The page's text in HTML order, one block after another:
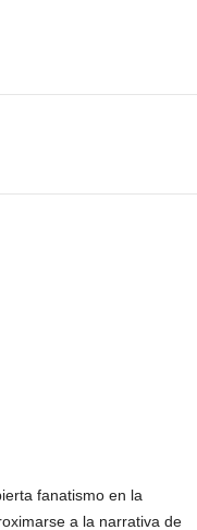
fanatismo en la
a la narrativa de